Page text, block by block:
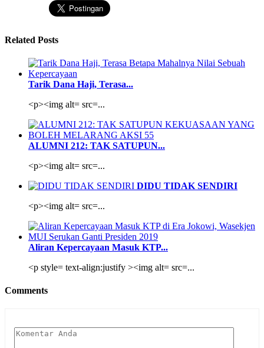
Related Posts
Tarik Dana Haji, Terasa...
<p><img alt= src=...
ALUMNI 212: TAK SATUPUN...
<p><img alt= src=...
DIDU TIDAK SENDIRI
<p><img alt= src=...
Aliran Kepercayaan Masuk KTP...
<p style= text-align:justify ><img alt= src=...
Comments